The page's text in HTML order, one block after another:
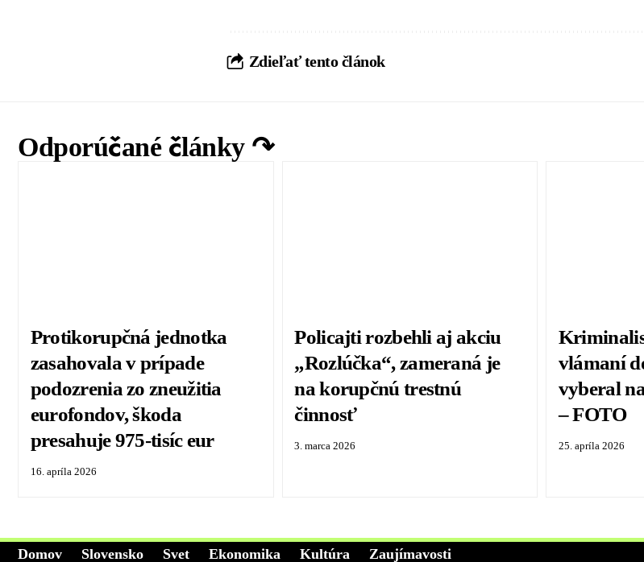
Zdieľať tento článok
Odporúčané články ↷
Protikorupčná jednotka
zasahovala v prípade
podozrenia zo zneužitia
eurofondov, škoda
presahuje 975-tisíc eur
16. apríla 2026
Policajti rozbehli aj akciu
„Rozlúčka“, zameraná je
na korupčnú trestnú
činnosť
3. marca 2026
vlámaní
vyberal
– FOTO
25. apríla 2026
Domov Slovensko Svet Ekonomika Kultúra Zaujímavosti